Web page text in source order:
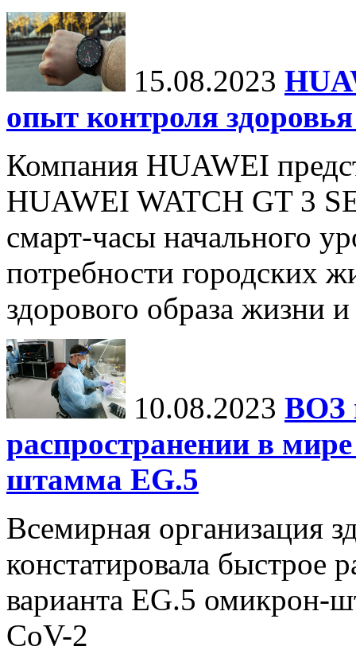
15.08.2023
опыт контроля
Компания HUAWEI
HUAWEI WATCH GT 3
смарт-часы начального
потребности городских
здорового образа жизни
10.08.2023 ВОЗ
распространении в
штамма EG.5
Всемирная организация
констатировала быстрое
варианта EG.5 омикрон-
CoV-2